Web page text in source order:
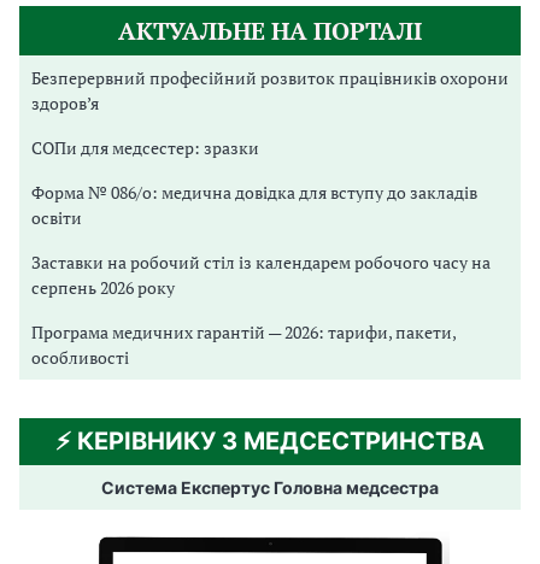
АКТУАЛЬНЕ НА ПОРТАЛІ
Безперервний професійний розвиток працівників охорони
здоров’я
СОПи для медсестер: зразки
Форма № 086/о: медична довідка для вступу до закладів
освіти
Заставки на робочий стіл із календарем робочого часу на
серпень 2026 року
Програма медичних гарантій — 2026: тарифи, пакети,
особливості
⚡️ КЕРІВНИКУ З МЕДСЕСТРИНСТВА
Система Експертус Головна медсестра